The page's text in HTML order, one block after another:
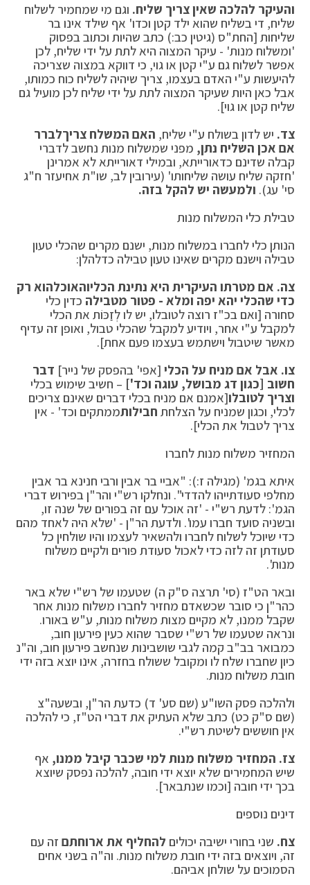
והעיקר להלכה שאין צריך שליח. וגם מי שמחמיר לשלוח
שליח, די בשליח שהוא ילד קטן וכדו' אף שילד אינו בר
שליחות [החת"ס (גיטין כב:) כתב שהיות וכתוב בפסוק
'ומשלוח מנות' - עיקר המצוה היא לתת על ידי שליח, לכן
אפשר לשלוח גם ע"י קטן או גוי, כי דווקא במצוה שצריכה
להיעשות ע"י האדם בעצמו, צריך שיהיה לשליח כוח כמותו,
אבל כאן היות שעיקר המצוה לתת על ידי שליח לכן מועיל גם
שליח קטן או גוי].
צד. יש לדון בשולח ע"י שליח, האם המשלח צריךלברר
אם אכן השליח נתן, מפני שמשלוח מנות נחשב לדברי
קבלה שדינם כדאורייתא, ובמילי דאורייתא לא אמרינן
'חזקה שליח עושה שליחותו' (עירובין לב, שו"ת אחיעזר ח"ג
סי' עג). ולמעשה יש להקל בזה.
טבילת כלי המשלוח מנות
הנותן כלי לחברו במשלוח מנות, ישנם מקרים שהכלי טעון
טבילה וישנם מקרים שאינו טעון טבילה כדלהלן:
צה. אם מטרתו העיקרית היא נתינת הכליוהאוכלהוא רק
כדי שהכלי יהא יפה ומלא - פטור מטבילה כדין כלי
סחורה [ואם בכ"ז רוצה לטובלו, יש לו לְזַכּוֹת את הכלי
למקבל ע"י אחר, ויודיע למקבל שהכלי טבול, ואופן זה עדיף
מאשר שיטבול וישתמש בעצמו פעם אחת].
צו. אבל אם מניח על הכלי [אפי' בהפסק של נייר] דבר
חשוב [כגון דג מבושל, עוגה וכד'] – חשיב שימוש בכלי
וצריך לטובלו[אמנם אם מניח בכלי דברים שאינם צריכים
לכלי, וכגון שמניח על הצלחת חבילותממתקים וכד' - אין
צריך לטבול את הכלי].
המחזיר משלוח מנות לחברו
איתא בגמ' (מגילה ז:): "אביי בר אבין ורבי חנינא בר אבין
מחלפי סעודתייהו להדדי". ונחלקו רש"י והר"ן בפירוש דברי
הגמ': לדעת רש"י - 'זה אוכל עם זה בפורים של שנה זו,
ובשניה סועד חברו עמו'. ולדעת הר"ן - 'שלא היה לאחד מהם
כדי שיוכל לשלוח לחברו ולהשאיר לעצמו והיו שולחין כל
סעודתן זה לזה כדי לאכול סעודת פורים ולקיים משלוח
מנות'.
ובאר הט"ז (סי' תרצה ס"ק ה) שטעמו של רש"י שלא באר
כהר"ן כי סובר שכשאדם מחזיר לחברו משלוח מנות אחר
שקבל ממנו, לא מקיים מצות משלוח מנות, ע"ש באורו.
ונראה שטעמו של רש"י שסבר שהוא כעין פירעון חוב,
כמבואר בב"ב קמה לגבי שושבינות שנחשב פירעון חוב, וה"נ
כיון שחברו שלח לו ומקובל ששולח בחזרה, אינו יוצא בזה ידי
חובת משלוח מנות.
ולהלכה פסק השו"ע (שם סע' ד) כדעת הר"ן, ובשעה"צ
(שם ס"ק כט) כתב שלא העתיק את דברי הט"ז, כי להלכה
אין חוששים לשיטת רש"י.
צז. המחזיר משלוח מנות למי שכבר קיבל ממנו, אף
שיש המחמירים שלא יוצא ידי חובה, להלכה נפסק שיוצא
בכך ידי חובה [וכמו שנתבאר].
דינים נוספים
צח. שני בחורי ישיבה יכולים להחליף את ארוחתם זה עם
זה, ויוצאים בזה ידי חובת משלוח מנות. וה"ה בשני אחים
הסמוכים על שולחן אביהם.